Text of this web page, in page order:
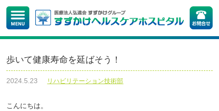
歩いて健康寿命を延ばそう！
2024.5.23 リハビリテーション技術部
こんにちは。